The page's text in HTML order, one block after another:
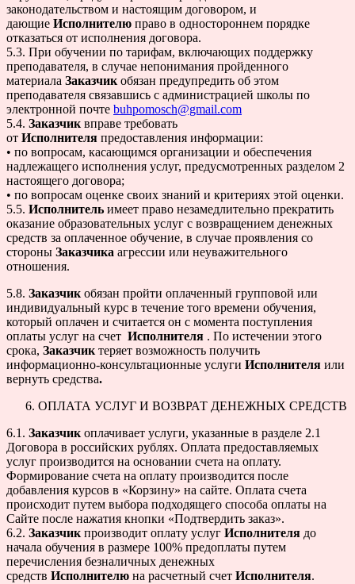
законодательством и настоящим договором, и
дающие Исполнителю право в одностороннем порядке
отказаться от исполнения договора.
5.3. При обучении по тарифам, включающих поддержку
преподавателя, в случае непонимания пройденного
материала Заказчик обязан предупредить об этом
преподавателя связавшись с администрацией школы по
электронной почте buhpomosch@gmail.com
5.4. Заказчик вправе требовать
от Исполнителя предоставления информации:
• по вопросам, касающимся организации и обеспечения
надлежащего исполнения услуг, предусмотренных разделом 2
настоящего договора;
• по вопросам оценке своих знаний и критериях этой оценки.
5.5. Исполнитель имеет право незамедлительно прекратить
оказание образовательных услуг с возвращением денежных
средств за оплаченное обучение, в случае проявления со
стороны Заказчика агрессии или неуважительного
отношения.
5.8. Заказчик обязан пройти оплаченный групповой или
индивидуальный курс в течение того времени обучения,
который оплачен и считается он с момента поступления
оплаты услуг на счет Исполнителя . По истечении этого
срока, Заказчик теряет возможность получить
информационно-консультационные услуги Исполнителя или
вернуть средства.
ОПЛАТА УСЛУГ И ВОЗВРАТ ДЕНЕЖНЫХ СРЕДСТВ
6.1. Заказчик оплачивает услуги, указанные в разделе 2.1
Договора в российских рублях. Оплата предоставляемых
услуг производится на основании счета на оплату.
Формирование счета на оплату производится после
добавления курсов в «Корзину» на сайте. Оплата счета
происходит путем выбора подходящего способа оплаты на
Сайте после нажатия кнопки «Подтвердить заказ».
6.2. Заказчик производит оплату услуг Исполнителя до
начала обучения в размере 100% предоплаты путем
перечисления безналичных денежных
средств Исполнителю на расчетный счет Исполнителя.